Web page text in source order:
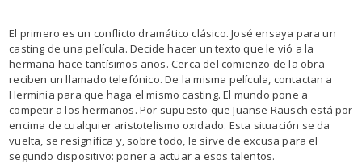
El primero es un conflicto dramático clásico. José ensaya para un
casting de una película. Decide hacer un texto que le vió a la
hermana hace tantísimos años. Cerca del comienzo de la obra
reciben un llamado telefónico. De la misma película, contactan a
Herminia para que haga el mismo casting. El mundo pone a
competir a los hermanos. Por supuesto que Juanse Rausch está por
encima de cualquier aristotelismo oxidado. Esta situación se da
vuelta, se resignifica y, sobre todo, le sirve de excusa para el
segundo dispositivo: poner a actuar a esos talentos.